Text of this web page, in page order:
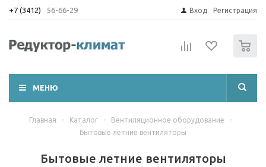
+7 (3412) 56-66-29 Вход Регистрация
МЕНЮ
Главная - Каталог - Вентиляционное оборудование
-
Бытовые летние вентиляторы
Бытовые летние вентиляторы